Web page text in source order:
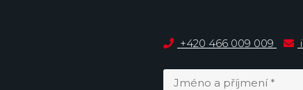
+420 466 009 009